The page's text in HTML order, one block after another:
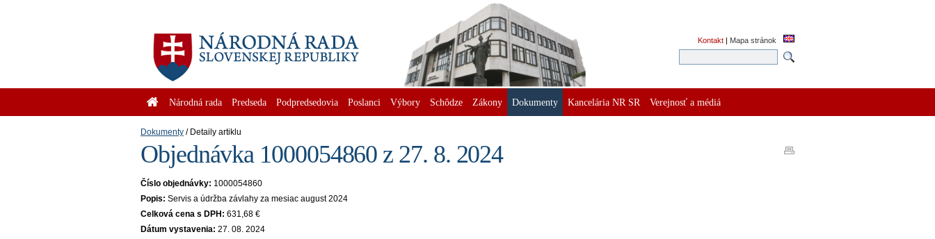
Kontakt | Mapa stránok
Národná rada Predseda Podpredsedovia Poslanci Výbory Schôdze Zákony Dokumenty Kancelária NR SR Verejnosť a médiá
Dokumenty Detaily artiklu
Objednávka 1000054860 z 27. 8. 2024
Číslo objednávky: 1000054860
Popis: Servis a údržba závlahy za mesiac august 2024
Celková cena s DPH: 631,68 €
Dátum vystavenia: 27. 08. 2024